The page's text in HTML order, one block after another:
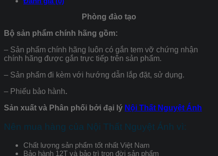
Phòng đào tạo
Bộ sản phẩm chính hãng gồm:
– Sản phẩm chính hãng luôn có gắn tem vỡ chứng nhận
chính hãng được gắn trực tiếp trên sản phẩm.
– Sản phẩm đi kèm với hướng dẫn lắp đặt, sử dụng.
– Phiếu bảo hành.
Sản xuất và Phân phối bởi đại lý Nội Thất Nguyệt Ánh
Nên mua hàng của Nội Thất Nguyệt Ánh vì:
Chất lượng sản phẩm tốt nhất Việt Nam
Bảo hành 12T và bảo trì trọn đời sản phẩm